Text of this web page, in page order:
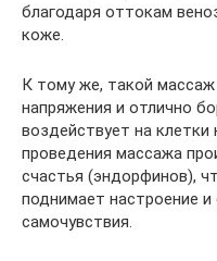
благодаря оттокам
коже.
К тому же, такой
напряжения и отлично
воздействует на
проведения массажа
счастья (эндорфинов),
поднимает настроение
самочувствия.